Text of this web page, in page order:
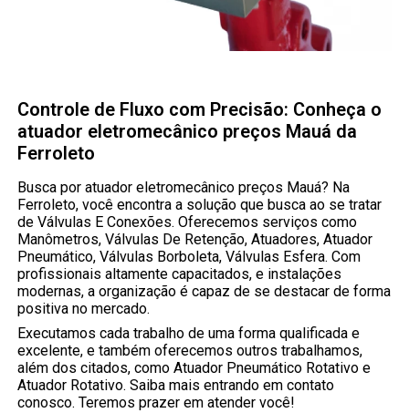
Controle de Fluxo com Precisão: Conheça o
atuador eletromecânico preços Mauá da
Ferroleto
Busca por atuador eletromecânico preços Mauá? Na
Ferroleto, você encontra a solução que busca ao se tratar
de Válvulas E Conexões. Oferecemos serviços como
Manômetros, Válvulas De Retenção, Atuadores, Atuador
Pneumático, Válvulas Borboleta, Válvulas Esfera. Com
profissionais altamente capacitados, e instalações
modernas, a organização é capaz de se destacar de forma
positiva no mercado.
Executamos cada trabalho de uma forma qualificada e
excelente, e também oferecemos outros trabalhamos,
além dos citados, como Atuador Pneumático Rotativo e
Atuador Rotativo. Saiba mais entrando em contato
conosco. Teremos prazer em atender você!